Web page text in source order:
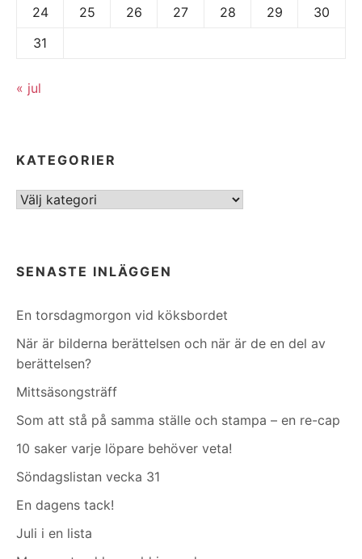
24
25 26 27 28 29
30
31
« jul
KATEGORIER
Kategorier
SENASTE INLÄGGEN
En torsdagmorgon vid köksbordet
När är bilderna berättelsen och när är de en del av
berättelsen?
Mittsäsongsträff
Som att stå på samma ställe och stampa – en re-cap
10 saker varje löpare behöver veta!
Söndagslistan vecka 31
En dagens tack!
Juli i en lista